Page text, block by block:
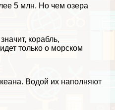
5 млн. Но чем озера
корабль,
только о морском
Водой их наполняют